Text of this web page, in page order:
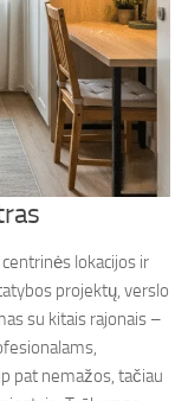
lokacijos ir
projektų, verslo
su kitais rajonais –
pat nemažos, tačiau